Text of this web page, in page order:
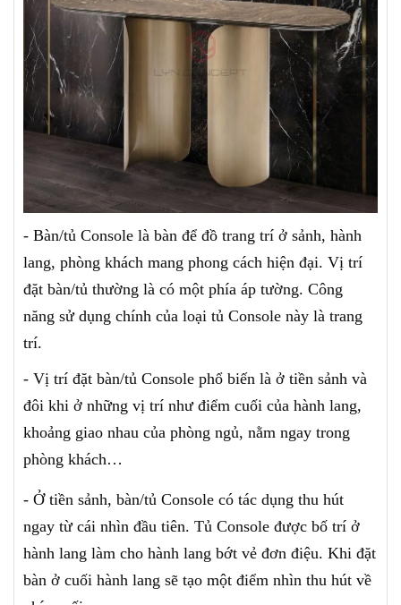
- Bàn/tủ Console là bàn để đồ trang trí ở sảnh, hành
lang, phòng khách mang phong cách hiện đại. Vị trí
đặt bàn/tủ thường là có một phía áp tường. Công
năng sử dụng chính của loại tủ Console này là trang
trí.
- Vị trí đặt bàn/tủ Console phổ biến là ở tiền sảnh và
đôi khi ở những vị trí như điểm cuối của hành lang,
khoảng giao nhau của phòng ngủ, nằm ngay trong
phòng khách…
- Ở tiền sảnh, bàn/tủ Console có tác dụng thu hút
ngay từ cái nhìn đầu tiên. Tủ Console được bố trí ở
hành lang làm cho hành lang bớt vẻ đơn điệu. Khi đặt
bàn ở cuối hành lang sẽ tạo một điểm nhìn thu hút về